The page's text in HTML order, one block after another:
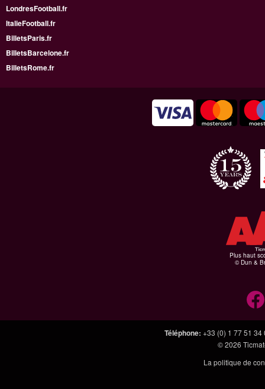
LondresFootball.fr
ItalieFootball.fr
BilletsParis.fr
BilletsBarcelone.fr
BilletsRome.fr
Plus haut
© Dun &
Téléphone: +33 (0) 1 77 51 34
© 2026
La politique de